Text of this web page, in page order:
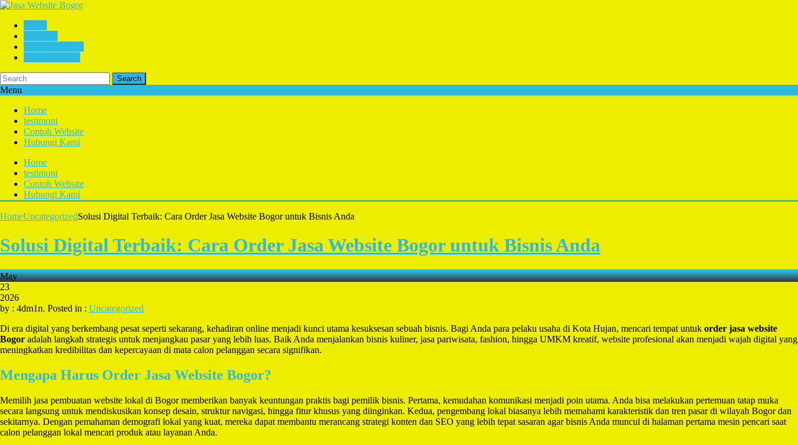
Search
Menu
Home
testimoni
Contoh Website
Hubungi Kami
Home
testimoni
Contoh Website
Hubungi Kami
HomeUncategorizedSolusi Digital Terbaik: Cara Order Jasa Website Bogor untuk Bisnis Anda
Solusi Digital Terbaik: Cara Order Jasa Website Bogor untuk Bisnis Anda
May
23
2026
by : 4dm1n. Posted in : Uncategorized
Di era digital yang berkembang pesat seperti sekarang, kehadiran online menjadi kunci utama kesuksesan sebuah bisnis. Bagi Anda para pelaku usaha di Kota Hujan, mencari tempat untuk order jasa website
Bogor adalah langkah strategis untuk menjangkau pasar yang lebih luas. Baik Anda menjalankan bisnis kuliner, jasa pariwisata, fashion, hingga UMKM kreatif, website profesional akan menjadi wajah digital yang
meningkatkan kredibilitas dan kepercayaan di mata calon pelanggan secara signifikan.
Mengapa Harus Order Jasa Website Bogor?
Memilih jasa pembuatan website lokal di Bogor memberikan banyak keuntungan praktis bagi pemilik bisnis. Pertama, kemudahan komunikasi menjadi poin utama. Anda bisa melakukan pertemuan tatap muka
secara langsung untuk mendiskusikan konsep desain, struktur navigasi, hingga fitur khusus yang diinginkan. Kedua, pengembang lokal biasanya lebih memahami karakteristik dan tren pasar di wilayah Bogor dan
sekitarnya. Dengan pemahaman demografi lokal yang kuat, mereka dapat membantu merancang strategi konten dan SEO yang lebih tepat sasaran agar bisnis Anda muncul di halaman pertama mesin pencari saat
calon pelanggan lokal mencari produk atau layanan Anda.